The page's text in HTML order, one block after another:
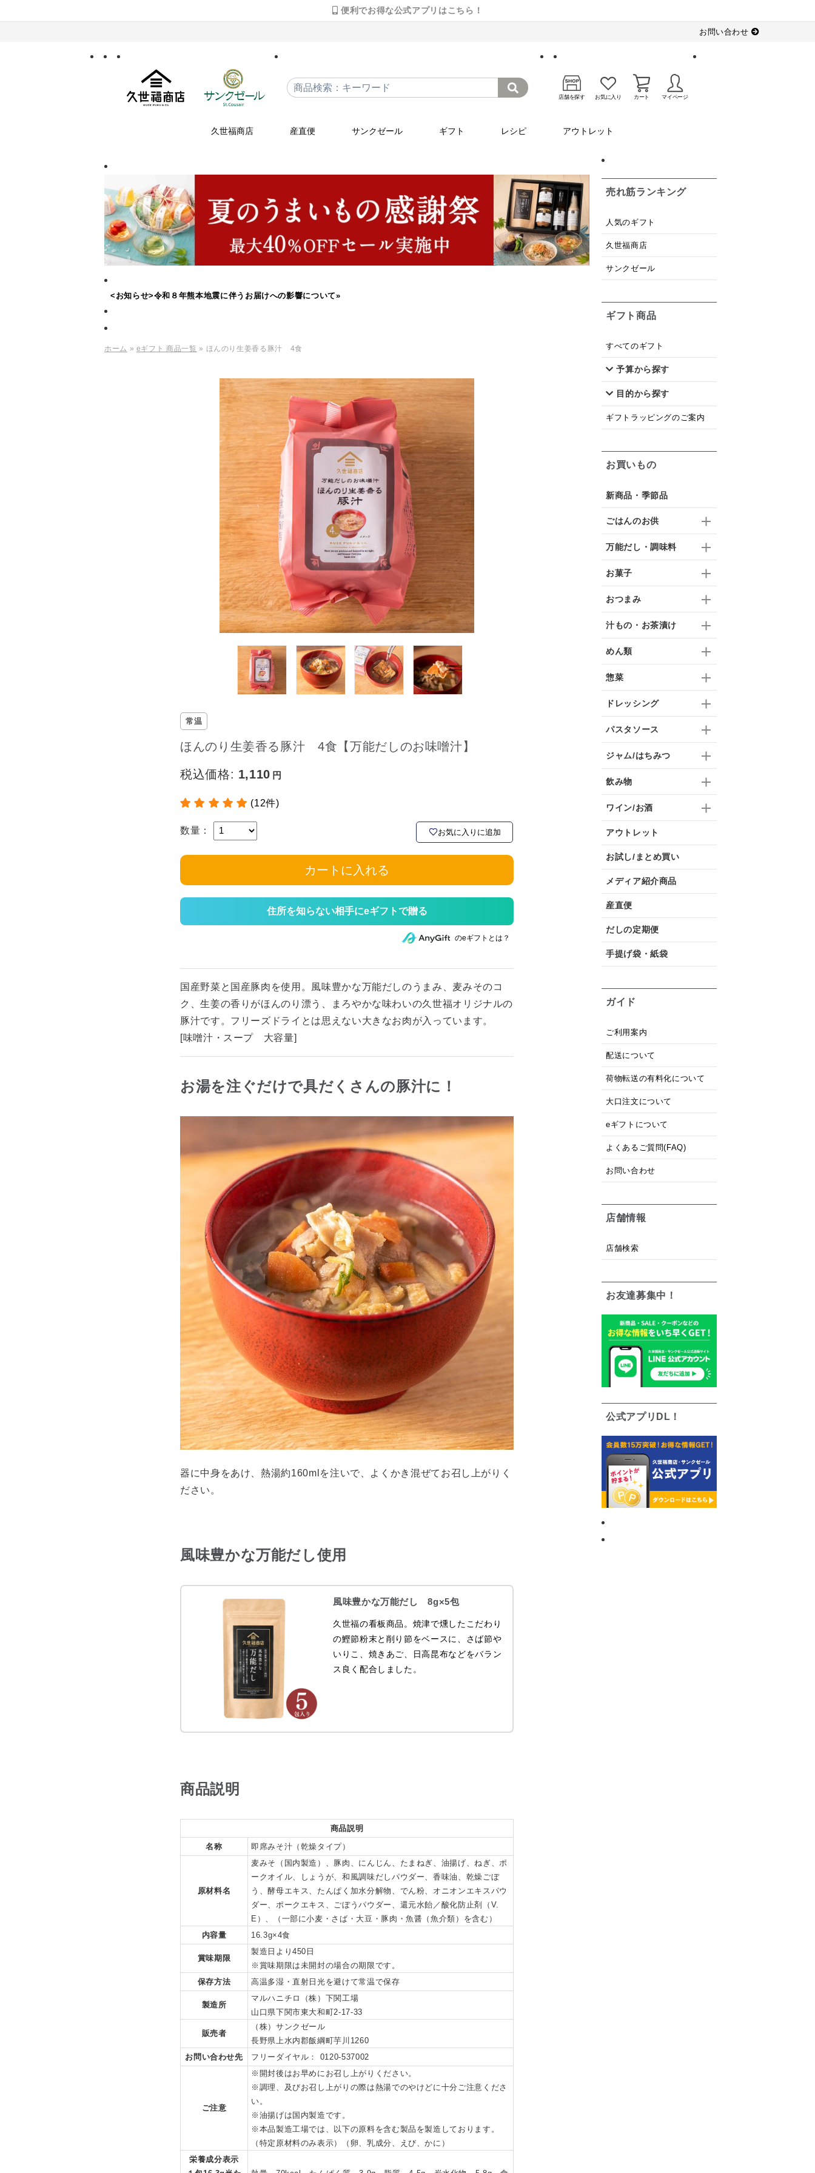
便利でお得な公式アプリはこちら！
お問い合わせ
店舗を探す お気に入り カート マイページ
久世福商店 産直便 サンクゼール ギフト レシピ アウトレット
<お知らせ>令和８年熊本地震に伴うお届けへの影響について»
ホーム » eギフト 商品一覧 » ほんのり生姜香る豚汁 4食
常温
ほんのり生姜香る豚汁 4食【万能だしのお味噌汁】
税込価格: 1,110
(12件)
数量： お気に入りに追加
カートに入れる
住所を知らない相手にeギフトで贈る
のeギフトとは？
国産野菜と国産豚肉を使用。風味豊かな万能だしのうまみ、麦みそのコ
ク、生姜の香りがほんのり漂う、まろやかな味わいの久世福オリジナルの
豚汁です。フリーズドライとは思えない大きなお肉が入っています。
[味噌汁・スープ 大容量]
お湯を注ぐだけで具だくさんの豚汁に！
器に中身をあけ、熱湯約160mlを注いで、よくかき混ぜてお召し上がりく
ださい。
風味豊かな万能だし使用
風味豊かな万能だし 8g×5包
久世福の看板商品。焼津で燻したこだわり
の鰹節粉末と削り節をベースに、さば節や
いりこ、焼きあご、日高昆布などをバラン
ス良く配合しました。
商品説明
商品説明
名称
即席みそ汁（乾燥タイプ）
原材料名
麦みそ（国内製造）、豚肉、にんじん、たまねぎ、油揚げ、ねぎ、ポ
ークオイル、しょうが、和風調味だしパウダー、香味油、乾燥ごぼ
う、酵母エキス、たんぱく加水分解物、でん粉、オニオンエキスパウ
ダー、ポークエキス、ごぼうパウダー、還元水飴／酸化防止剤（V.
E）、（一部に小麦・さば・大豆・豚肉・魚醤（魚介類）を含む）
内容量
16.3g×4食
賞味期限
製造日より450日
※賞味期限は未開封の場合の期限です。
保存方法
高温多湿・直射日光を避けて常温で保存
製造所
マルハニチロ（株）下関工場
山口県下関市東大和町2-17-33
販売者
（株）サンクゼール
長野県上水内郡飯綱町芋川1260
お問い合わせ先
フリーダイヤル： 0120-537002
ご注意
※開封後はお早めにお召し上がりください。
※調理、及びお召し上がりの際は熱湯でのやけどに十分ご注意くださ
い。
※油揚げは国内製造です。
※本品製造工場では、以下の原料を含む製品を製造しております。
（特定原材料のみ表示）（卵、乳成分、えび、かに）
栄養成分表示
売れ筋ランキング
人気のギフト
久世福商店
サンクゼール
ギフト商品
すべてのギフト
予算から探す
目的から探す
ギフトラッピングのご案内
お買いもの
新商品・季節品
ごはんのお供
万能だし・調味料
お菓子
おつまみ
汁もの・お茶漬け
めん類
惣菜
ドレッシング
パスタソース
ジャム/はちみつ
飲み物
ワイン/お酒
アウトレット
お試し/まとめ買い
メディア紹介商品
産直便
だしの定期便
手提げ袋・紙袋
ガイド
ご利用案内
配送について
荷物転送の有料化について
大口注文について
eギフトについて
よくあるご質問(FAQ)
お問い合わせ
店舗情報
店舗検索
お友達募集中！
公式アプリDL！